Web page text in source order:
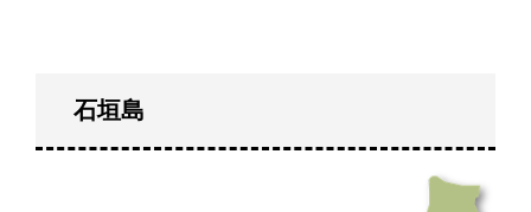
石垣島